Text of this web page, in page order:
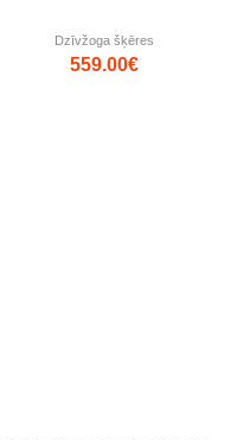
Dzīvžoga šķēres
559.00€